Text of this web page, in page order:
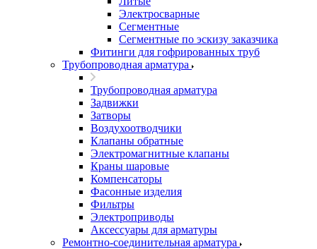
Электросварные
Сегментные
Сегментные по эскизу заказчика
Фитинги для гофрированных труб
Трубопроводная арматура
Трубопроводная арматура
Задвижки
Затворы
Воздухоотводчики
Клапаны обратные
Электромагнитные клапаны
Краны шаровые
Компенсаторы
Фасонные изделия
Фильтры
Электроприводы
Аксессуары для арматуры
Ремонтно-соединительная арматура